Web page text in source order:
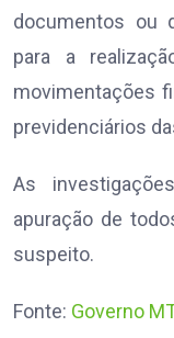
documentos ou
para a
movimentações
previdenciários
As
apuração de
suspeito.
Fonte: Governo